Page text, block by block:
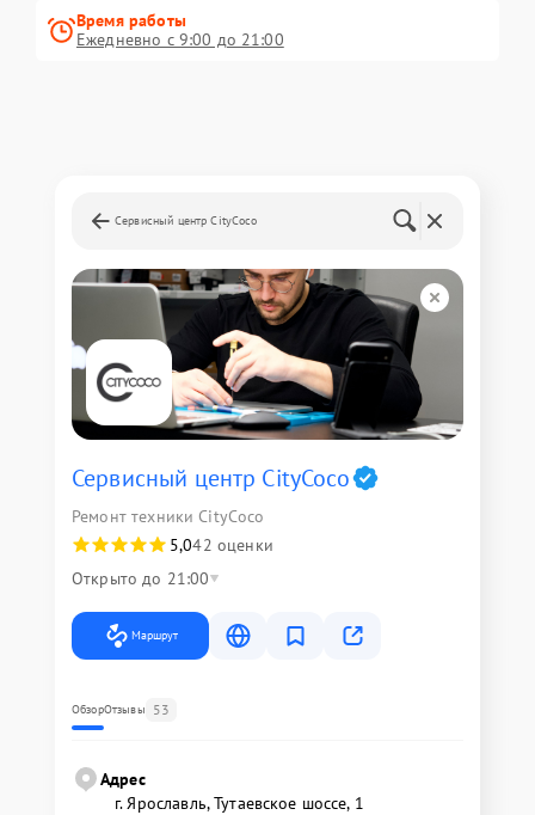
Время работы
Ежедневно с 9:00 до 21:00
Сервисный центр CityCoco
Сервисный центр CityCoco
Ремонт техники CityCoco
5,042 оценки
Открыто до 21:00
Маршрут
ОбзорОтзывы 53
Адрес
г. Ярославль, Тутаевское шоссе, 1